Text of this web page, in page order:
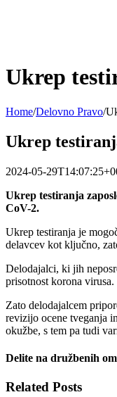
Ukrep
Home/Delovno Pravo/
Ukrep
2024-05-
Ukrep testiranja
CoV-2.
Ukrep testiranja je
delavcev kot ključno,
Delodajalci, ki jih
prisotnost korona virusa.
Zato delodajalcem
revizijo ocene tveganja
okužbe, s tem pa tudi
Delite na družbenih
Facebook
Twitter
LinkedIn
WhatsApp
Email
Related Posts